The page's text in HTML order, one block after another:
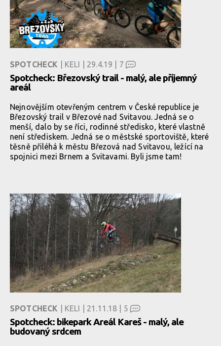
SPOTCHECK | KELI | 29.4.19 | 7
Spotcheck: Březovský trail - malý, ale příjemný
areál
Nejnovějším otevřeným centrem v České republice je
Březovský trail v Březové nad Svitavou. Jedná se o
menší, dalo by se říci, rodinné středisko, které vlastně
není střediskem. Jedná se o městské sportoviště, které
těsně přiléhá k městu Březová nad Svitavou, ležící na
spojnici mezi Brnem a Svitavami. Byli jsme tam!
SPOTCHECK | KELI | 21.11.18 | 5
Spotcheck: bikepark Areál Kareš - malý, ale
budovaný srdcem